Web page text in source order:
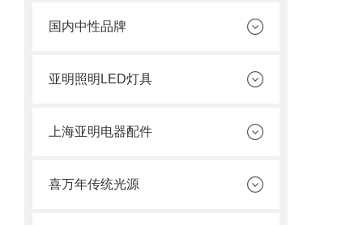
国内中性品牌
亚明照明LED灯具
上海亚明电器配件
喜万年传统光源